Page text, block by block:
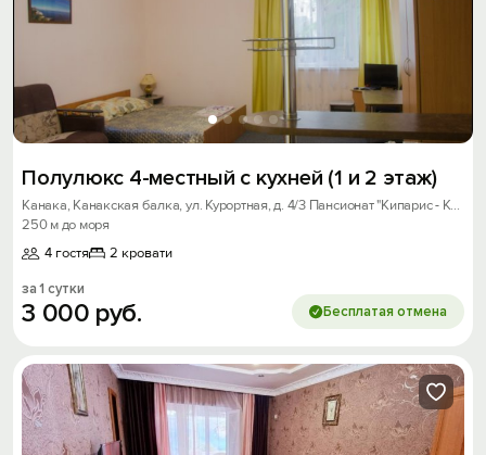
Полулюкс 4-местный с кухней (1 и 2 этаж)
Канака, Канакская балка, ул. Курортная, д. 4/3 Пансионат "Кипарис - Канака"
250 м до моря
4 гостя
2 кровати
за 1 сутки
3 000 руб. Бесплатая отмена